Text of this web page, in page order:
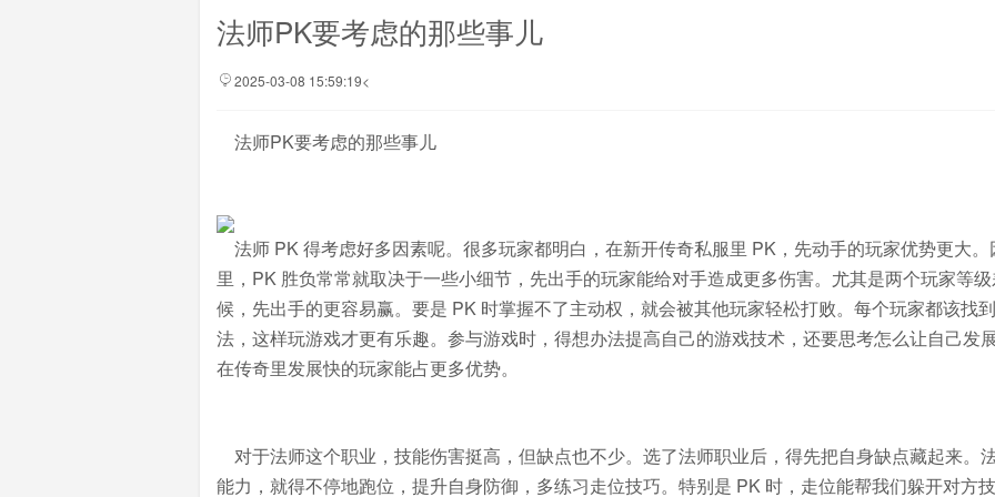
法师PK要考虑的那些事儿
2025-03-08 15:59:19<
法师PK要考虑的那些事儿
法师 PK 得考虑好多因素呢。很多玩家都明白，在新开传奇私服里 PK，先动手的玩家优势更大
里，PK 胜负常常就取决于一些小细节，先出手的玩家能给对手造成更多伤害。尤其是两个玩家等
候，先出手的更容易赢。要是 PK 时掌握不了主动权，就会被其他玩家轻松打败。每个玩家都该找
法，这样玩游戏才更有乐趣。参与游戏时，得想办法提高自己的游戏技术，还要思考怎么让自己发
在传奇里发展快的玩家能占更多优势。
对于法师这个职业，技能伤害挺高，但缺点也不少。选了法师职业后，得先把自身缺点藏起来。
能力，就得不停地跑位，提升自身防御，多练习走位技巧。特别是 PK 时，走位能帮我们躲开对方